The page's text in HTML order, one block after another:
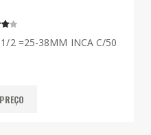
2 =25-38MM INCA C/50